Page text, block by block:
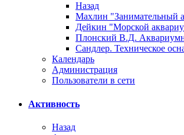
Назад
Махлин "Занимательный
Дейкин "Морской
Плонский В.Д.
Сандлер. Техническое
Календарь
Администрация
Пользователи в сети
Активность
Назад